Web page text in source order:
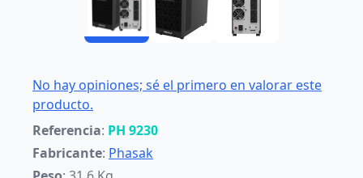
No hay opiniones; sé el primero en valorar este
producto.
Referencia: PH 9230
Fabricante: Phasak